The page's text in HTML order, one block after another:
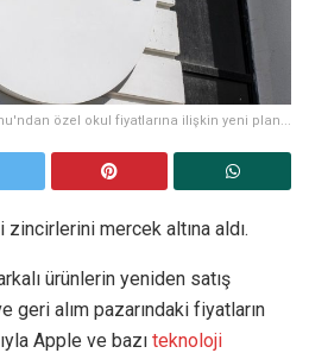
özel okul fiyatlarına ilişkin yeni plan...
mercek altına aldı.
ürünlerin yeniden satış
geri alım pazarındaki fiyatların
Apple ve bazı teknoloji